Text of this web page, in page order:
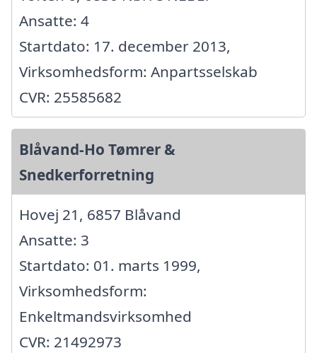
Ansatte: 4
Startdato: 17. december 2013,
Virksomhedsform: Anpartsselskab
CVR: 25585682
Blåvand-Ho Tømrer &
Snedkerforretning
Hovej 21, 6857 Blåvand
Ansatte: 3
Startdato: 01. marts 1999,
Virksomhedsform:
Enkeltmandsvirksomhed
CVR: 21492973